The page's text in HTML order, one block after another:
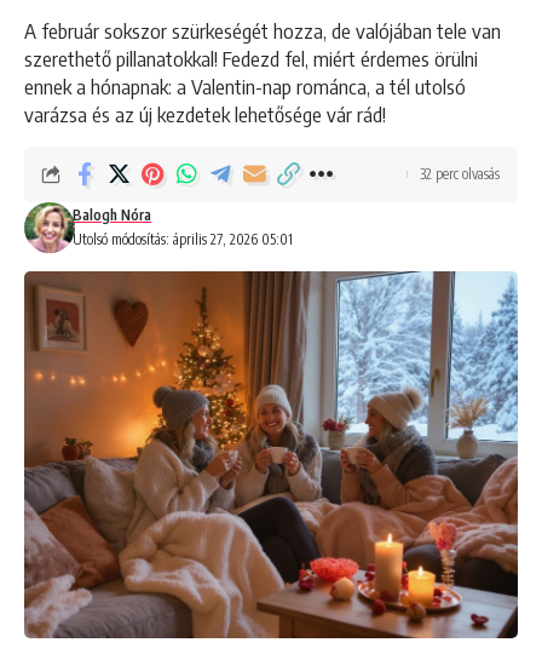
A február sokszor szürkeségét hozza, de valójában tele van
szerethető pillanatokkal! Fedezd fel, miért érdemes örülni
ennek a hónapnak: a Valentin-nap románca, a tél utolsó
varázsa és az új kezdetek lehetősége vár rád!
Utolsó módosítás: április 27, 2026 05:01
Balogh Nóra
32 perc olvasás